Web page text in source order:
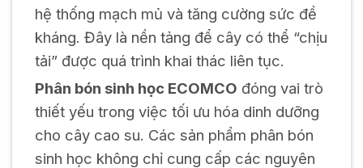
hệ thống mạch mủ và tăng cường sức đề
kháng. Đây là nền tảng để cây có thể “chịu
tải” được quá trình khai thác liên tục.
Phân bón sinh học ECOMCO đóng vai trò
thiết yếu trong việc tối ưu hóa dinh dưỡng
cho cây cao su. Các sản phẩm phân bón
sinh học không chỉ cung cấp các nguyên